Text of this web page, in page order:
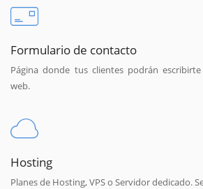
Formulario de contacto
Página donde tus clientes podrán
web.
Hosting
Planes de Hosting, VPS o Servidor dedicado.